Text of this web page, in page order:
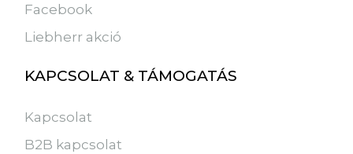
Facebook
Liebherr akció
KAPCSOLAT & TÁMOGATÁS
Kapcsolat
B2B kapcsolat